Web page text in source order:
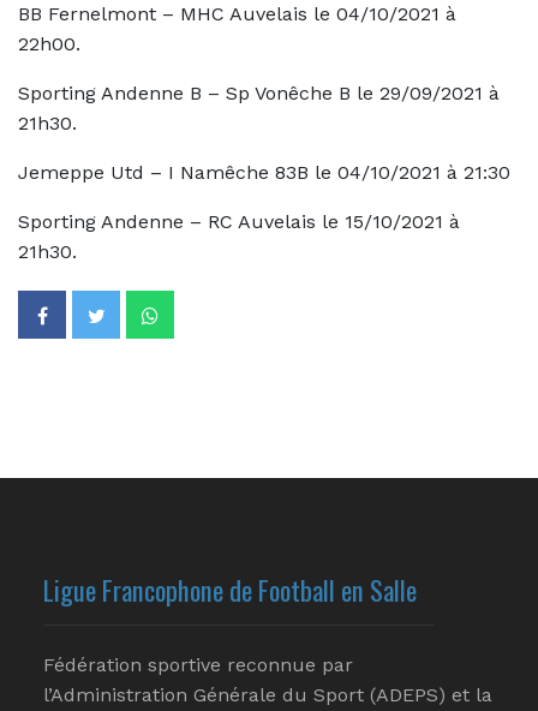
BB Fernelmont – MHC Auvelais le 04/10/2021 à
22h00.
Sporting Andenne B – Sp Vonêche B le 29/09/2021 à
21h30.
Jemeppe Utd – I Namêche 83B le 04/10/2021 à 21:30
Sporting Andenne – RC Auvelais le 15/10/2021 à
21h30.
Ligue Francophone de Football en Salle
Fédération sportive reconnue par
l’Administration Générale du Sport (ADEPS) et la